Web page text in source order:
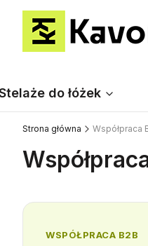
do łóżek
Strona główna Współpraca
WSPÓŁPRACA B2B